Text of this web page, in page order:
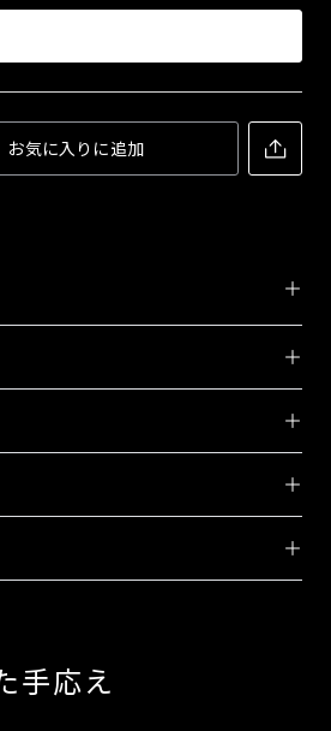
お気に入りに追加
第2位
位
1位
肌へ。夜の肌に必要な濃厚なうるお
華やぎに満ちた上質な肌へ整えま
いうわけではありません。）
で均一な肌へ導きます。
引き出します。
分をとり、顔全体になじませます。
リコール,エタノール,メチルポリシ
トラ２－エチルヘキサン酸ペンタ
手応え